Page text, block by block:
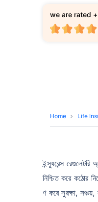
we are rated
Home Life
ইন্স্যুরেন্স রেগুলেটরি
নিশ্চিত করে কঠোর
ণ করে সুরক্ষা,